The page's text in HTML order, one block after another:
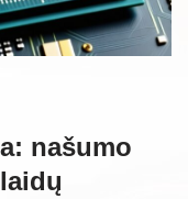
našumo